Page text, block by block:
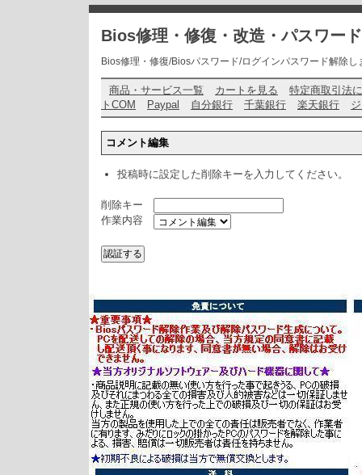
Bios修理・修復・改造・パスワー
Bios修理・修復/Biosパスワード/ログインパスワード解除
商品・サービス一覧 カートを見る
特定商取引法
トCOM
Paypal 自分銀行 千葉銀行 楽天銀行
コメント編集
投稿時に設定した削除キーを入力してください。
削除キー
作業内容